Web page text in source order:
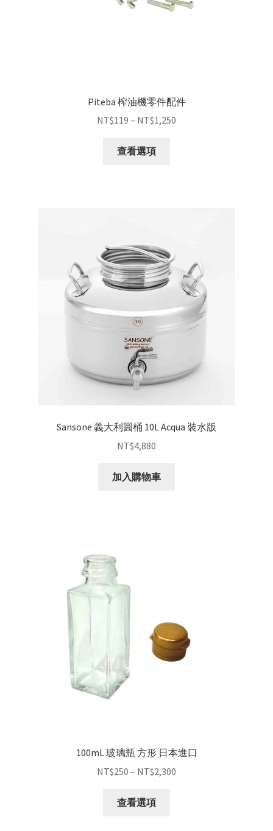
Piteba 榨油機零件配件
NT$119 – NT$1,250
查看選項
Sansone 義大利圓桶 10L Acqua 裝水版
NT$4,880
加入購物車
100mL 玻璃瓶 方形 日本進口
NT$250 – NT$2,300
查看選項